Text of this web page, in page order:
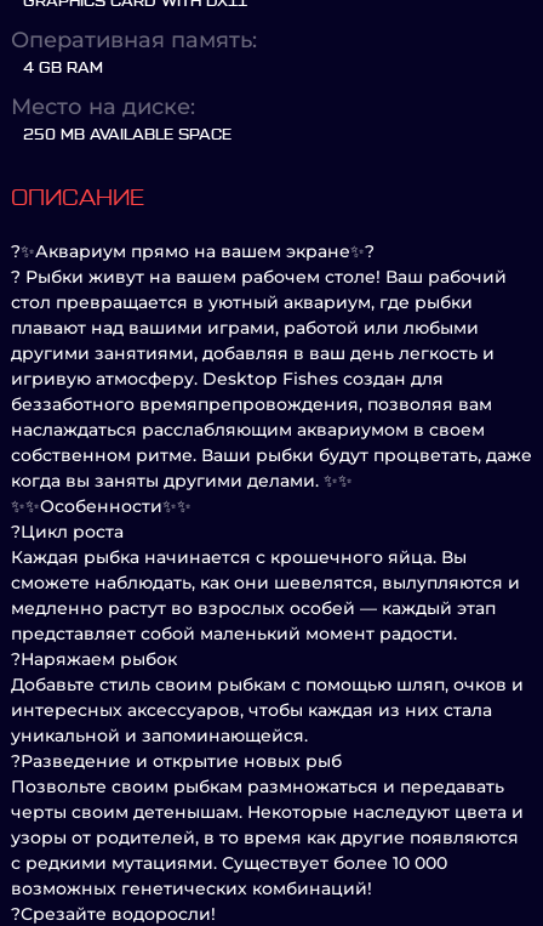
Оперативная память:
4 GB RAM
Место на диске:
250 MB AVAILABLE SPACE
ОПИСАНИЕ
?✨Аквариум прямо на вашем экране✨?
? Рыбки живут на вашем рабочем столе! Ваш рабочий
стол превращается в уютный аквариум, где рыбки
плавают над вашими играми, работой или любыми
другими занятиями, добавляя в ваш день легкость и
игривую атмосферу. Desktop Fishes создан для
беззаботного времяпрепровождения, позволяя вам
наслаждаться расслабляющим аквариумом в своем
собственном ритме. Ваши рыбки будут процветать, даже
когда вы заняты другими делами. ✨✨
✨✨Особенности✨✨
?Цикл роста
Каждая рыбка начинается с крошечного яйца. Вы
сможете наблюдать, как они шевелятся, вылупляются и
медленно растут во взрослых особей — каждый этап
представляет собой маленький момент радости.
?️Наряжаем рыбок
Добавьте стиль своим рыбкам с помощью шляп, очков и
интересных аксессуаров, чтобы каждая из них стала
уникальной и запоминающейся.
?Разведение и открытие новых рыб
Позвольте своим рыбкам размножаться и передавать
черты своим детенышам. Некоторые наследуют цвета и
узоры от родителей, в то время как другие появляются
с редкими мутациями. Существует более 10 000
возможных генетических комбинаций!
?Срезайте водоросли!